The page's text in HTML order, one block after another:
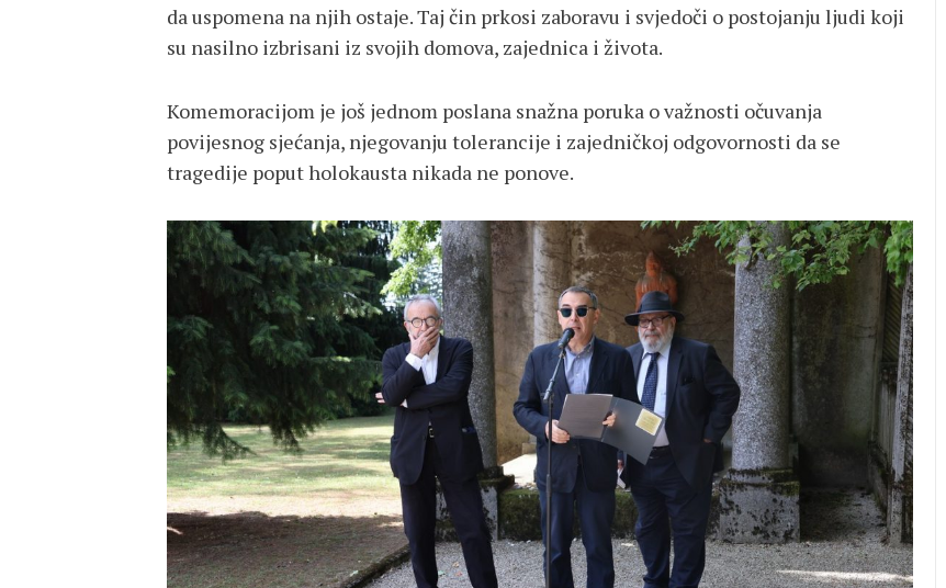
da uspomena na njih ostaje. Taj čin prkosi zaboravu i svjedoči o postojanju ljudi koji
su nasilno izbrisani iz svojih domova, zajednica i života.
Komemoracijom je još jednom poslana snažna poruka o važnosti očuvanja
povijesnog sjećanja, njegovanju tolerancije i zajedničkoj odgovornosti da se
tragedije poput holokausta nikada ne ponove.